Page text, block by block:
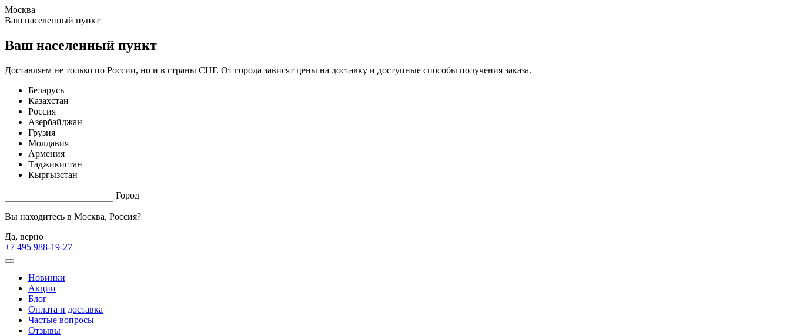
Москва
Ваш населенный пункт
Ваш населенный пункт
Доставляем не только по России, но и в страны СНГ. От города зависят цены на доставку и доступные способы получения заказа.
Беларусь
Казахстан
Россия
Азербайджан
Грузия
Молдавия
Армения
Таджикистан
Кыргызстан
Город
Вы находитесь в Москва, Россия?
Да, верно
+7 495 988-19-27
Новинки
Акции
Блог
Оплата и доставка
Частые вопросы
Отзывы